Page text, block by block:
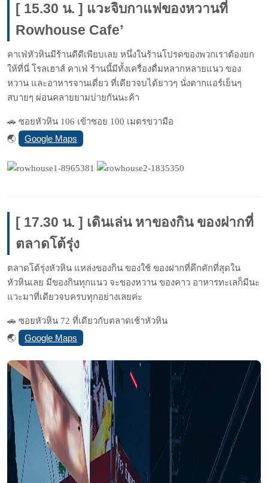
[ 15.30 น. ] แวะจิบกาแฟของหวานที่
Rowhouse Cafe’
คาเฟ่หัวหินมีร้านดีดีเพียบเลย หนึ่งในร้านโปรดของพวกเราต้องยก
ให้ที่นี่ โรลเฮาส์ คาเฟ่ ร้านนี้มีทั้งเครื่องดื่มหลากหลายแนว ของ
หวาน และอาหารจานเดี่ยว ที่เดียวจบได้ยาวๆ นั่งตากแอร์เย็นๆ
สบายๆ ผ่อนคลายยามบ่ายกันนะค้า
🚗 ซอยหัวหิน 106 เข้าซอย 100 เมตรขวามือ
🌏
Google Maps
[ 17.30 น. ] เดินเล่น หาของกิน ของฝากที่
ตลาดโต้รุ่ง
ตลาดโต้รุ่งหัวหิน แหล่งของกิน ของใช้ ของฝากที่คึกคักที่สุดใน
หัวหินเลย มีของกินทุกแนว จะของหวาน ของคาว อาหารทะเลก็มีนะ
แวะมาที่เดียวจบครบทุกอย่างเลยค่ะ
🚗 ซอยหัวหิน 72 ที่เดียวกับตลาดเช้าหัวหิน
🌏
Google Maps